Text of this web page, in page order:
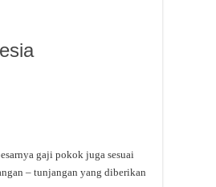
gaji pokok juga sesuai
– tunjangan yang diberikan